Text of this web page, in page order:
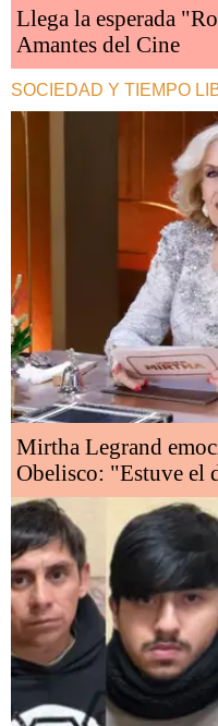
Llega la esperada
Amantes del Cine
SOCIEDAD Y TIEMPO
Mirtha Legrand
Obelisco: "Estuve el